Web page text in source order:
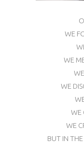
WE
WE
WE
WE
WE
BUT IN